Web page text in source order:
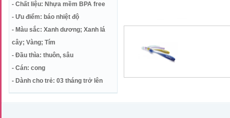
- Chất liệu: Nhựa mềm BPA free
- Ưu điểm: báo nhiệt độ
- Màu sắc: Xanh dương; Xanh lá
cây; Vàng; Tím
- Đầu thìa: thuôn, sâu
- Cán: cong
- Dành cho trẻ: 03 tháng trở lên